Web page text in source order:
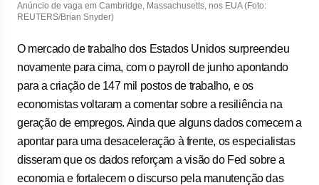
Anúncio de vaga em Cambridge, Massachusetts, nos EUA (Foto:
REUTERS/Brian Snyder)
O mercado de trabalho dos Estados Unidos surpreendeu
novamente para cima, com o payroll de junho apontando
para a criação de 147 mil postos de trabalho, e os
economistas voltaram a comentar sobre a resiliência na
geração de empregos. Ainda que alguns dados comecem a
apontar para uma desaceleração à frente, os especialistas
disseram que os dados reforçam a visão do Fed sobre a
economia e fortalecem o discurso pela manutenção das